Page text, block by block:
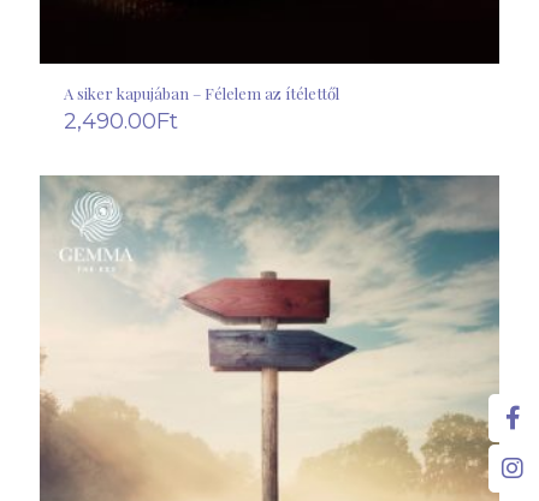
A siker kapujában – Félelem az ítélettől
2,490.00Ft